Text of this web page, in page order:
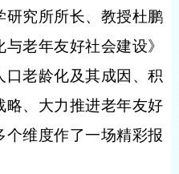
研究所所长、教授杜鹏
老年友好社会建设》
口老龄化及其成因、积
略、大力推进老年友好
个维度作了一场精彩报